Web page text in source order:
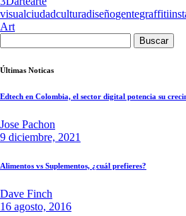
visualciudadculturadiseñogentegraffiti
Art
Últimas Noticas
Edtech en Colombia, el sector digital potencia su
Jose Pachon
9 diciembre, 2021
Alimentos vs Suplementos, ¿cuál prefieres?
Dave Finch
16 agosto, 2016